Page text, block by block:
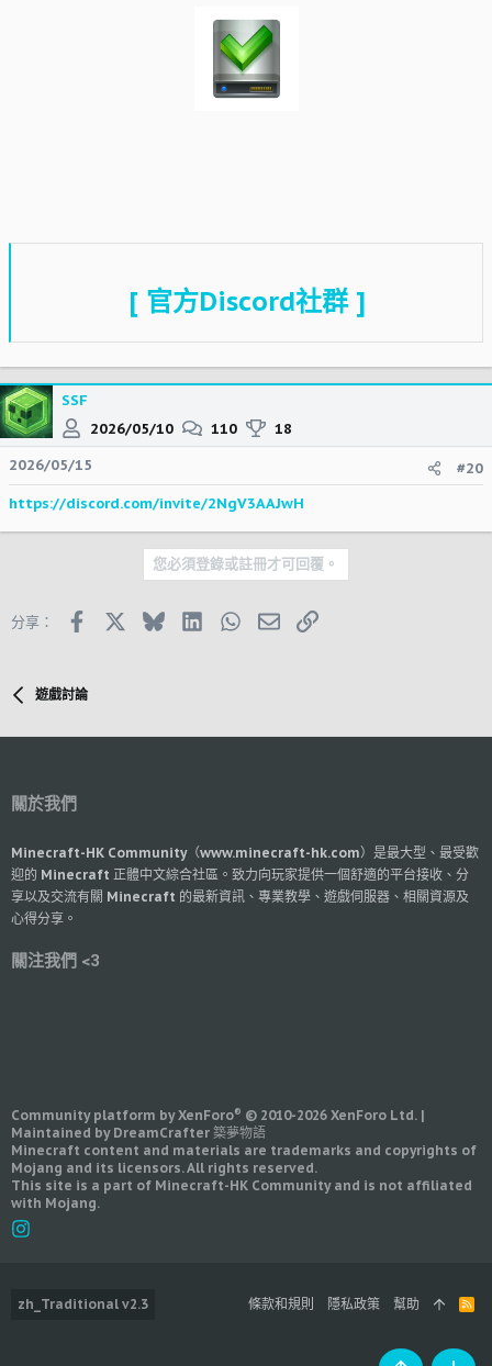
[ 官方Discord社群 ]
SSF
2026/05/10
110
18
2026/05/15
#20
https://discord.com/invite/2NgV3AAJwH
您必須登錄或註冊才可回覆。
分享： FacebookX (Twitter)
BlueskyLinkedInWhatsApp
郵件 鏈接
遊戲討論
關於我們
Minecraft-HK Community（www.minecraft-hk.com）是最大型、最受歡
迎的 Minecraft 正體中文綜合社區。致力向玩家提供一個舒適的平台接收、分
享以及交流有關 Minecraft 的最新資訊、專業教學、遊戲伺服器、相關資源及
心得分享。
關注我們 <3
zh_Traditional v2.3 條款和規則 隱私政策 幫助
R
S
Community platform by XenForo® © 2010-2026 XenForo Ltd. |
Maintained by DreamCrafter 築夢物語
Minecraft content and materials are trademarks and copyrights of
Mojang and its licensors. All rights reserved.
This site is a part of Minecraft-HK Community and is not affiliated
with Mojang.